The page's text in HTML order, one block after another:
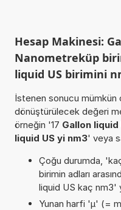
Hesap Makinesi:
Nanometreküp
liquid US birimini
İstenen sonucu mümkün
dönüştürülecek değeri
örneğin '17 Gallon liquid
liquid US yi nm3' veya
Çoğu durumda,
birimin adları
liquid US kaç nm3'
Yunan harfi 'µ' (=